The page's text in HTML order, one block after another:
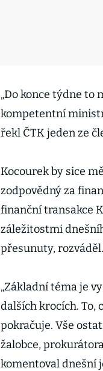
„Do konce týdne to
kompetentní ministr
řekl ČTK jeden ze
Kocourek by sice
zodpovědný za
finanční transakce
záležitostmi
přesunuty, rozváděl.
„Základní téma je
dalších krocích.
pokračuje. Vše
žalobce,
komentoval dnešní